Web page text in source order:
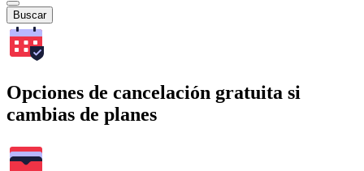
Buscar
Opciones de cancelación gratuita si
cambias de planes